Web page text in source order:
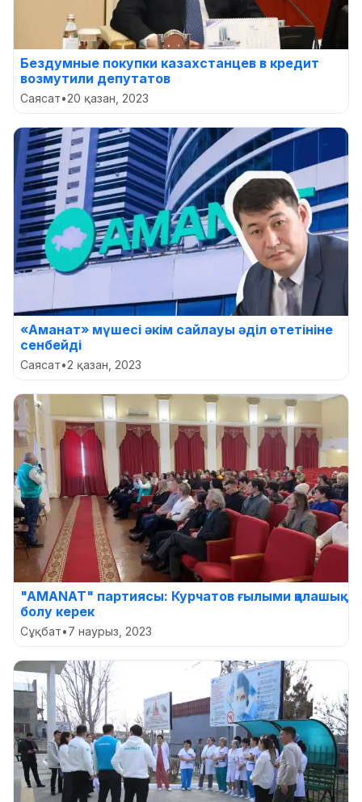
Бездумные покупки казахстанцев в кредит
возмутили депутатов
Саясат•20 қазан, 2023
«Аманат» мүшесі әкім сайлауы әділ өтетініне
сенбейді
Саясат•2 қазан, 2023
"AMANAT" партиясы: Курчатов ғылыми қалашық
болу керек
Сұқбат•7 наурыз, 2023